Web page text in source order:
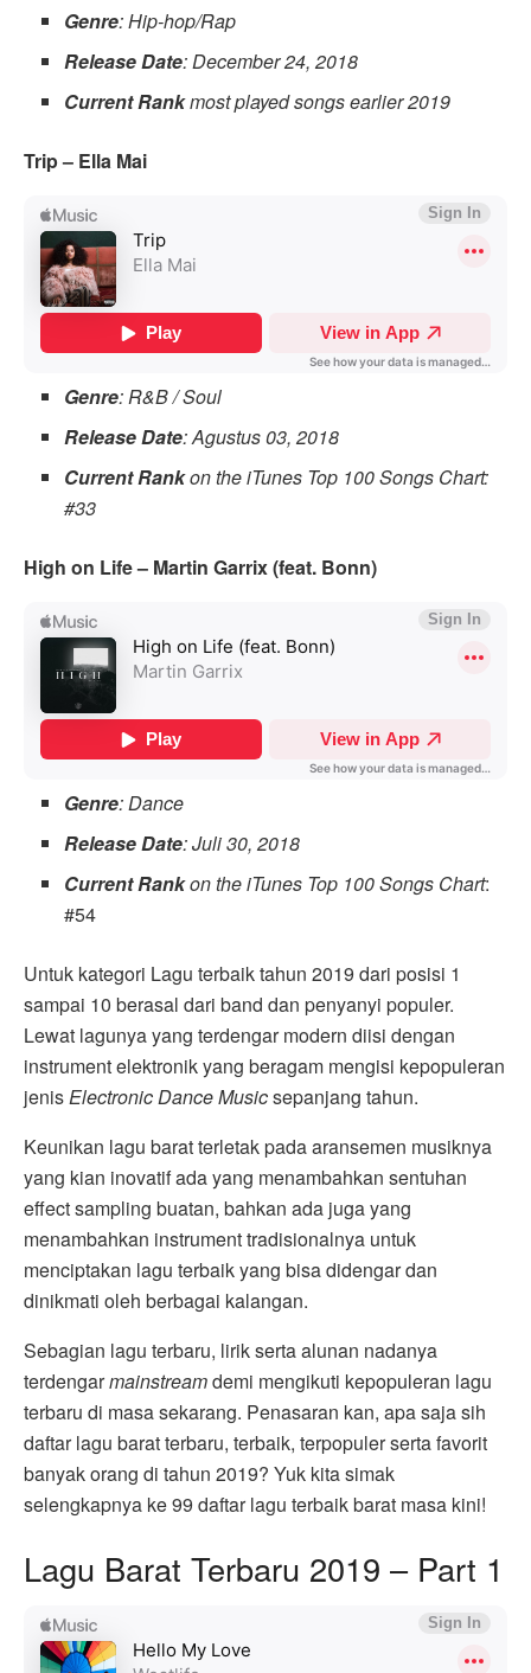
Genre: Hip-hop/Rap
Release Date: December 24, 2018
Current Rankmost played songs earlier 2019
Trip – Ella Mai
Genre: R&B / Soul
Release Date: Agustus 03, 2018
Current Rankon the iTunes Top 100 Songs Chart:
#33
High on Life – Martin Garrix (feat. Bonn)
Genre: Dance
Release Date: Juli 30, 2018
Current Rankon the iTunes Top 100 Songs Chart:
#54
Untuk kategori Lagu terbaik tahun 2019 dari posisi 1
sampai 10 berasal dari band dan penyanyi populer.
Lewat lagunya yang terdengar modern diisi dengan
instrument elektronik yang beragam mengisi kepopuleran
jenisElectronic Dance Musicsepanjang tahun.
Keunikan lagu barat terletak pada aransemen musiknya
yang kian inovatif ada yang menambahkan sentuhan
effect sampling buatan, bahkan ada juga yang
menambahkan instrument tradisionalnya untuk
menciptakan lagu terbaik yang bisa didengar dan
dinikmati oleh berbagai kalangan.
Sebagian lagu terbaru, lirik serta alunan nadanya
terdengarmainstreamdemi mengikuti kepopuleran lagu
terbaru di masa sekarang. Penasaran kan, apa saja sih
daftar lagu barat terbaru, terbaik, terpopuler serta favorit
banyak orang di tahun 2019? Yuk kita simak
selengkapnya ke 99 daftar lagu terbaik barat masa kini!
Lagu Barat Terbaru 2019 – Part 1